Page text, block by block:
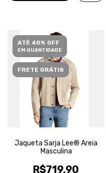
ATÉ 40% OFF
EM QUANTIDADE
FRETE GRÁTIS
Jaqueta Sarja Lee® Areia
Masculina
R$719,90